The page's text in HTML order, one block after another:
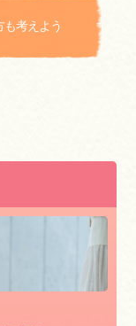
も考えよう